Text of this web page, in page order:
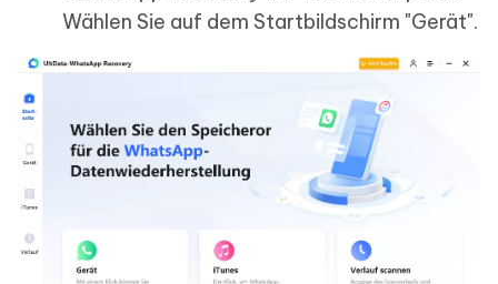
Wählen Sie auf dem Startbildschirm "Gerät".